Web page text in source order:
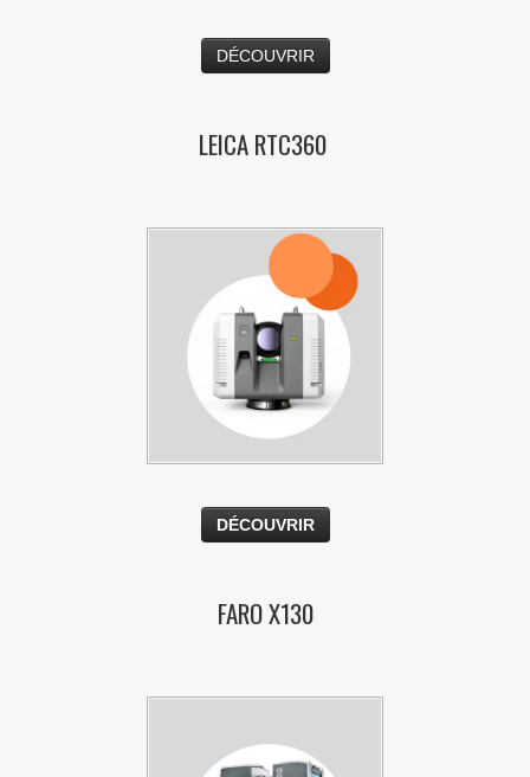
DÉCOUVRIR
LEICA RTC360
DÉCOUVRIR
FARO X130